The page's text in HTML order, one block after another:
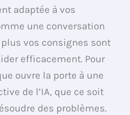
adaptée à vos
une conversation
vos consignes sont
efficacement. Pour
ouvre la porte à une
de l’IA, que ce soit
des problèmes.